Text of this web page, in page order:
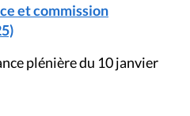
et commission
plénière du 10 janvier